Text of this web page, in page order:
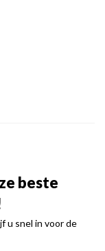
beste
u snel in voor de